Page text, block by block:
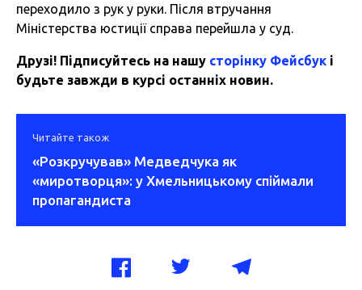
переходило з рук у руки. Після втручання
Міністерства юстиції справа перейшла у суд.
Друзі! Підписуйтесь на нашу сторінку Фейсбук і
будьте завжди в курсі останніх новин.
Читайте також
«Розкручував» Медведчука як
«миротворця»: у Хмельницькому спіймали
пропагандиста